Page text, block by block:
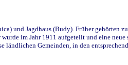
und Jagdhaus (Budy). Früher gehörten
im Jahr 1911 aufgeteilt und eine
Gemeinden, in den